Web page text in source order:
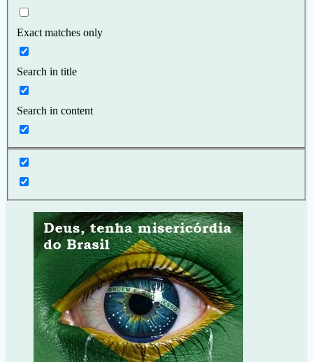
Exact matches only
Search in title
Search in content